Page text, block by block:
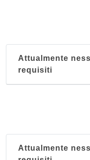
Attualmente
requisiti
Attualmente